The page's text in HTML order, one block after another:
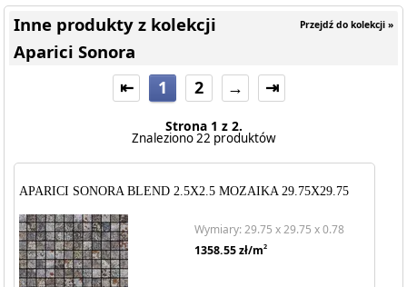
Przejdź do kolekcji »
Inne produkty z kolekcji
Aparici Sonora
⇤ 1 2 → ⇥
Strona 1 z 2.
Znaleziono 22 produktów
APARICI SONORA BLEND 2.5X2.5 MOZAIKA 29.75X29.75
Wymiary: 29.75 x 29.75 x 0.78
1358.55zł/m2